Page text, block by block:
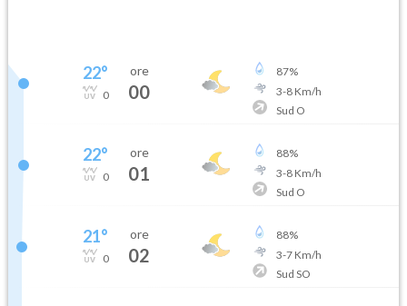
22°
0
ore
00
87%
3-8Km/h
Sud O
22°
0
ore
01
88%
3-8Km/h
Sud O
21°
0
ore
02
88%
3-7Km/h
Sud SO